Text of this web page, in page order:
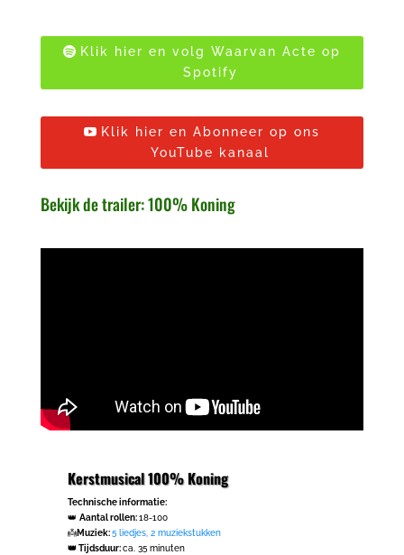
Klik hier en volg Waarvan Acte op
Spotify
Klik hier en Abonneer op ons
YouTube kanaal
Bekijk de trailer: 100% Koning
Kerstmusical 100% Koning
Technische informatie:
👑 Aantal rollen:18-100
👼Muziek:5 liedjes, 2 muziekstukken
👑 Tijdsduur:ca. 35 minuten